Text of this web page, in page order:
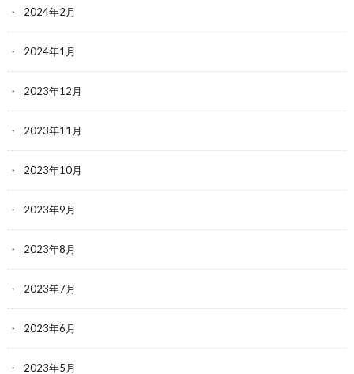
2024年2月
2024年1月
2023年12月
2023年11月
2023年10月
2023年9月
2023年8月
2023年7月
2023年6月
2023年5月